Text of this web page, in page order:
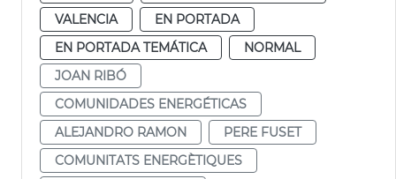
VALENCIA
EN PORTADA
EN PORTADA TEMÁTICA
NORMAL
JOAN RIBÓ
COMUNIDADES ENERGÉTICAS
ALEJANDRO RAMON
PERE FUSET
COMUNITATS ENERGÈTIQUES